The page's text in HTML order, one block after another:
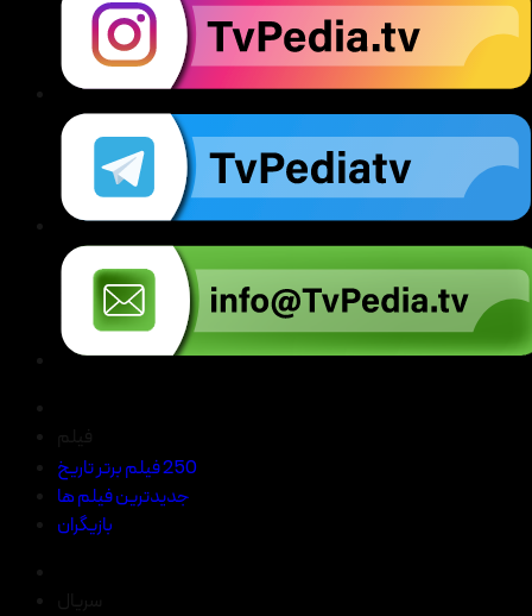
250 فیلم برتر تاریخ
جدیدترین فیلم ها
بازیگران